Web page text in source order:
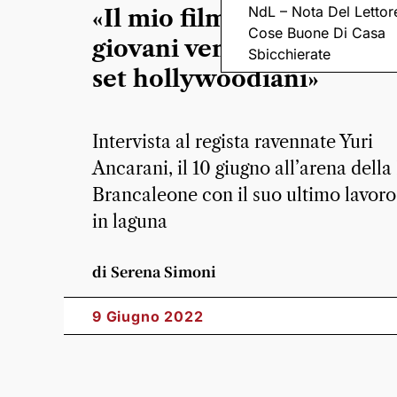
NdL – Nota Del
Cose Buone Di Casa
Sbicchierate
«Il mio film sulla vita
giovani veneziani, altro
set hollywoodiani»
Intervista al regista ravennate Yuri
Ancarani, il 10 giugno all’arena
Brancaleone con il suo ultimo
in laguna
di Serena Simoni
9 Giugno 2022